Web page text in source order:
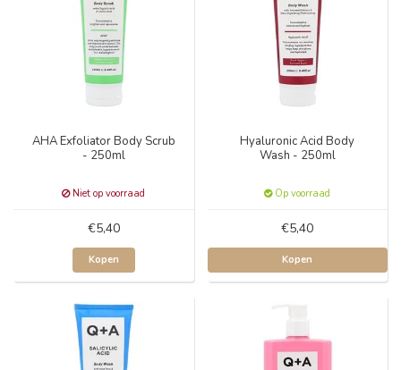
AHA Exfoliator Body Scrub
- 250ml
Niet op voorraad
€5,40
Kopen
Hyaluronic Acid Body
Wash - 250ml
Op voorraad
€5,40
Kopen